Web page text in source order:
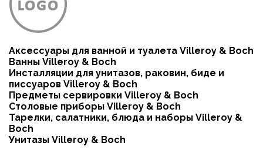
Аксессуары для ванной и туалета Villeroy & Boch
Ванны Villeroy & Boch
Инсталляции для унитазов, раковин, биде и
писсуаров Villeroy & Boch
Предметы сервировки Villeroy & Boch
Столовые приборы Villeroy & Boch
Тарелки, салатники, блюда и наборы Villeroy &
Boch
Унитазы Villeroy & Boch